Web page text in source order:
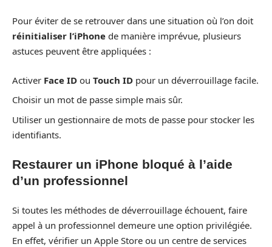
Pour éviter de se retrouver dans une situation où l’on doit
réinitialiser l’iPhone de manière imprévue, plusieurs
astuces peuvent être appliquées :
Activer Face ID ou Touch ID pour un déverrouillage facile.
Choisir un mot de passe simple mais sûr.
Utiliser un gestionnaire de mots de passe pour stocker les
identifiants.
Restaurer un iPhone bloqué à l’aide
d’un professionnel
Si toutes les méthodes de déverrouillage échouent, faire
appel à un professionnel demeure une option privilégiée.
En effet, vérifier un Apple Store ou un centre de services